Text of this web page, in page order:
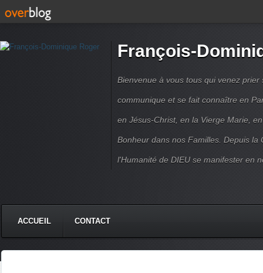
François-
Bienvenue à vous tous qui venez prier
communique et se fait connaître en
en Jésus-Christ, en la Vierge Marie,
Bonheur dans nos Familles. Depuis la
l'Humanité de DIEU se manifester en
ACCUEIL CONTACT